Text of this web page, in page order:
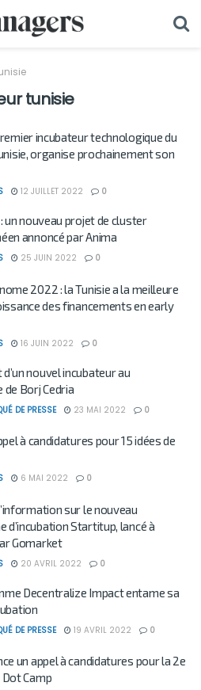
tunisie
incubateur technologique du
organise prochainement son
12 JUILLET 2022 0
un nouveau projet de cluster
annoncé par Anima
25 JUIN 2022 0
2022 : la Tunisie a la meilleure
des financements en early
16 JUIN 2022 0
nouvel incubateur au
de Borj Cedria
DE PRESSE 23 MAI 2022 0
à candidatures pour 15 idées de
6 MAI 2022 0
sur le nouveau
d’incubation Startitup, lancé à
Gomarket
20 AVRIL 2022 0
Decentralize Impact entame sa
DE PRESSE 19 AVRIL 2022 0
un appel à candidatures pour la 2e
Camp